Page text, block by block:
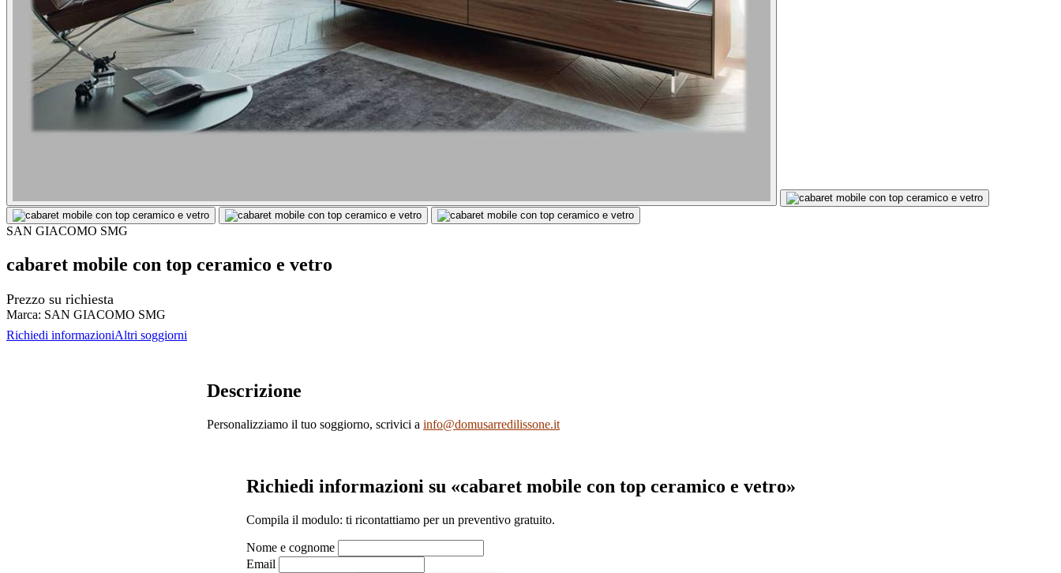
SAN GIACOMO SMG
cabaret mobile con top ceramico e vetro
Prezzo su richiesta
Marca: SAN GIACOMO SMG
Richiedi informazioniAltri soggiorni
Descrizione
Personalizziamo il tuo soggiorno, scrivici a info@domusarredilissone.it
Richiedi informazioni su «cabaret mobile con top ceramico e vetro»
Compila il modulo: ti ricontattiamo per un preventivo gratuito.
Nome e cognome
Email